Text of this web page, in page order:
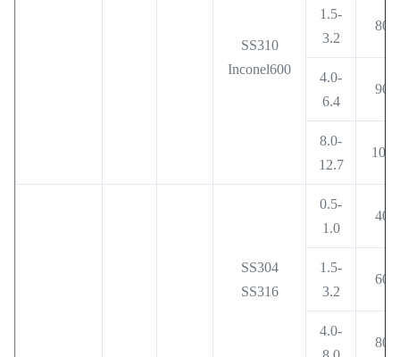
SS310
Inconel600
1.5-
3.2
800
4.0-
6.4
900
8.0-
12.7
1000
SS304
SS316
0.5-
1.0
400
1.5-
3.2
600
4.0-
800